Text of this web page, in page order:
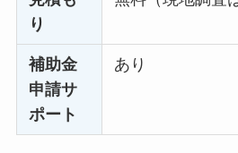
り
補助金
申請サ
ポート
あり